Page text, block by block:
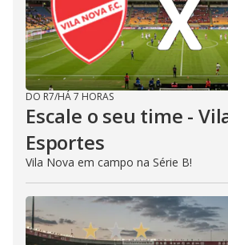
DO R7/HÁ 7 HORAS
Escale o seu time -
Esportes
Vila Nova em campo na Série B!